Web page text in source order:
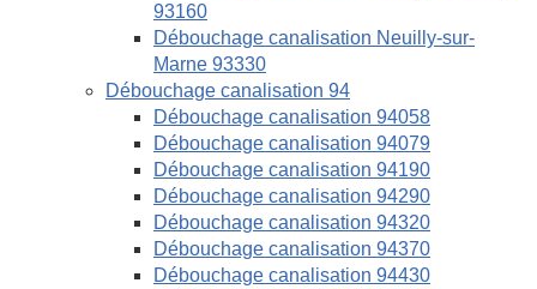
93160
Débouchage canalisation Neuilly-sur-
Marne 93330
Débouchage canalisation 94
Débouchage canalisation 94058
Débouchage canalisation 94079
Débouchage canalisation 94190
Débouchage canalisation 94290
Débouchage canalisation 94320
Débouchage canalisation 94370
Débouchage canalisation 94430